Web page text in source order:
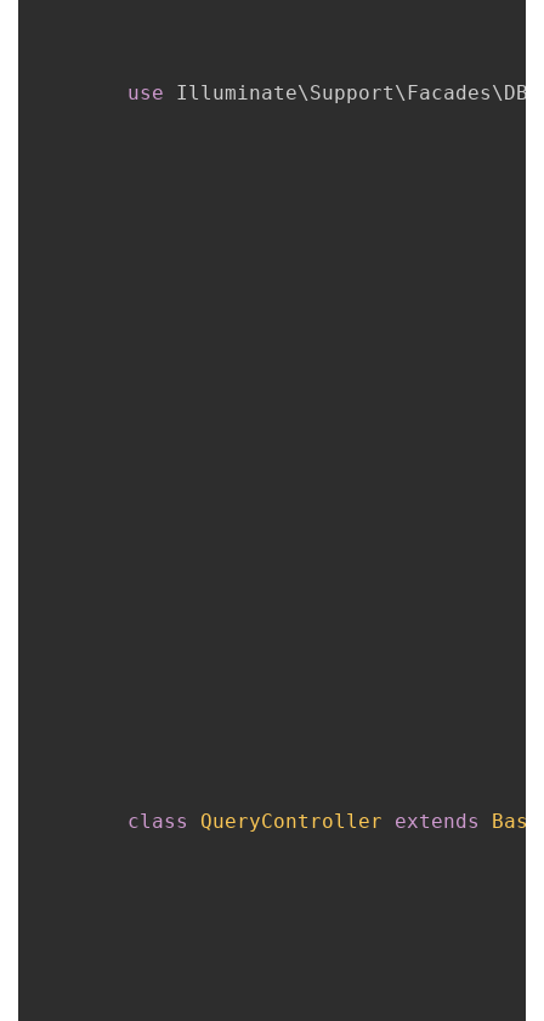
use Illuminate\Support\Facades\DB
class QueryController extends